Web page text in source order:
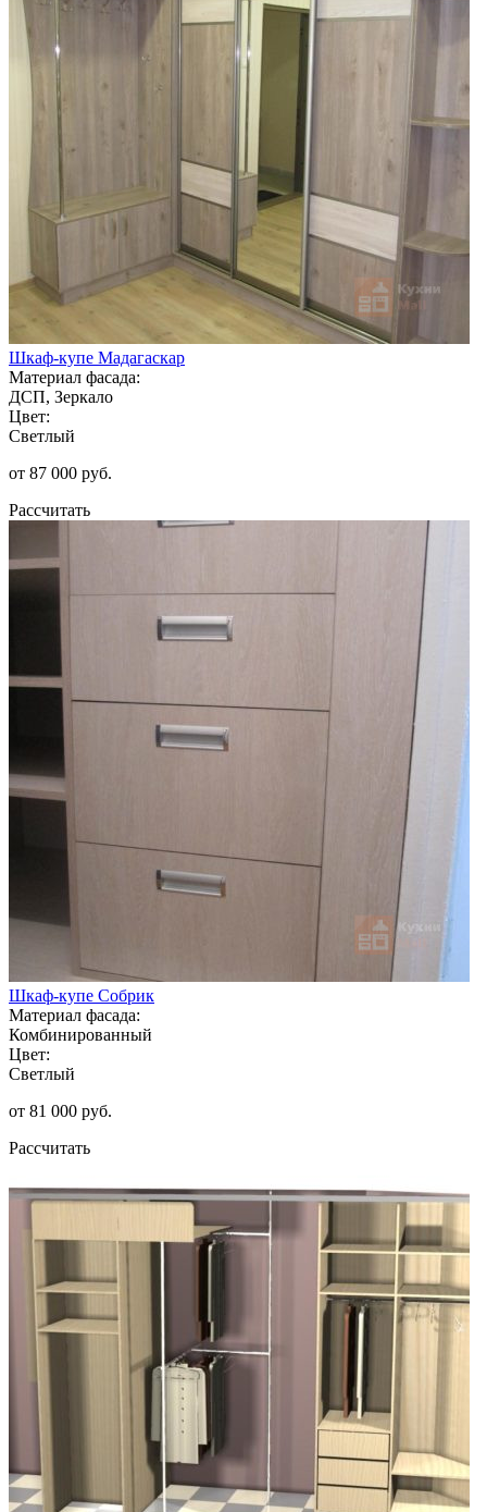
Шкаф-купе Мадагаскар
Материал фасада:
ДСП, Зеркало
Цвет:
Светлый
от 87 000 руб.
Рассчитать
Шкаф-купе Собрик
Материал фасада:
Комбинированный
Цвет:
Светлый
от 81 000 руб.
Рассчитать